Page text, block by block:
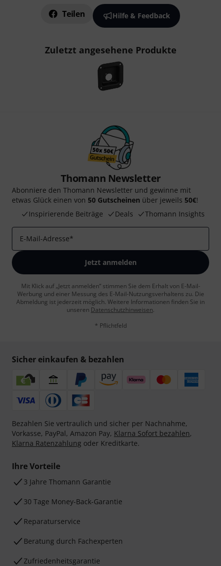
Teilen Hilfe & Feedback
Zuletzt angesehene Produkte
Thomann Newsletter
Abonniere den Thomann Newsletter und gewinne mit
etwas Glück einen von 50 Gutscheinen über jeweils 50€!
Inspirierende Beiträge
Deals Thomann Insights
E-Mail-Adresse*
Jetzt anmelden
Mit Klick auf „Jetzt anmelden“ stimmen Sie dem Erhalt von E-Mail-
Werbung und einer Messung des E-Mail-Nutzungsverhaltens zu. Die
Abmeldung ist jederzeit möglich. Weitere Informationen finden Sie in
unseren Datenschutzhinweisen.
* Pflichtfeld
Sicher einkaufen & bezahlen
Bezahlen Sie vertraulich und sicher per Nachnahme,
Vorkasse, PayPal, Amazon Pay, Klarna Sofort bezahlen,
Klarna Ratenzahlung oder Kreditkarte.
Ihre Vorteile
3 Jahre Thomann Garantie
30 Tage Money-Back-Garantie
Reparaturservice
Beratung durch Fachexperten
Zufriedenheitsgarantie